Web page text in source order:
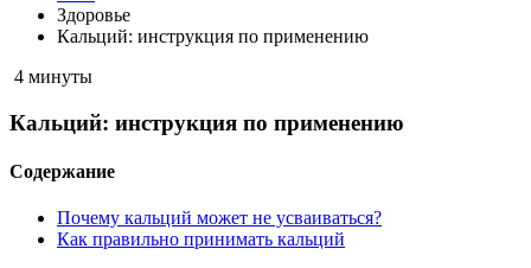
Здоровье
Кальций: инструкция по применению
4 минуты
Кальций: инструкция по применению
Содержание
Почему кальций может не усваиваться?
Как правильно принимать кальций